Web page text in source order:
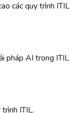
các quy trình
pháp AI trong
ITIL.